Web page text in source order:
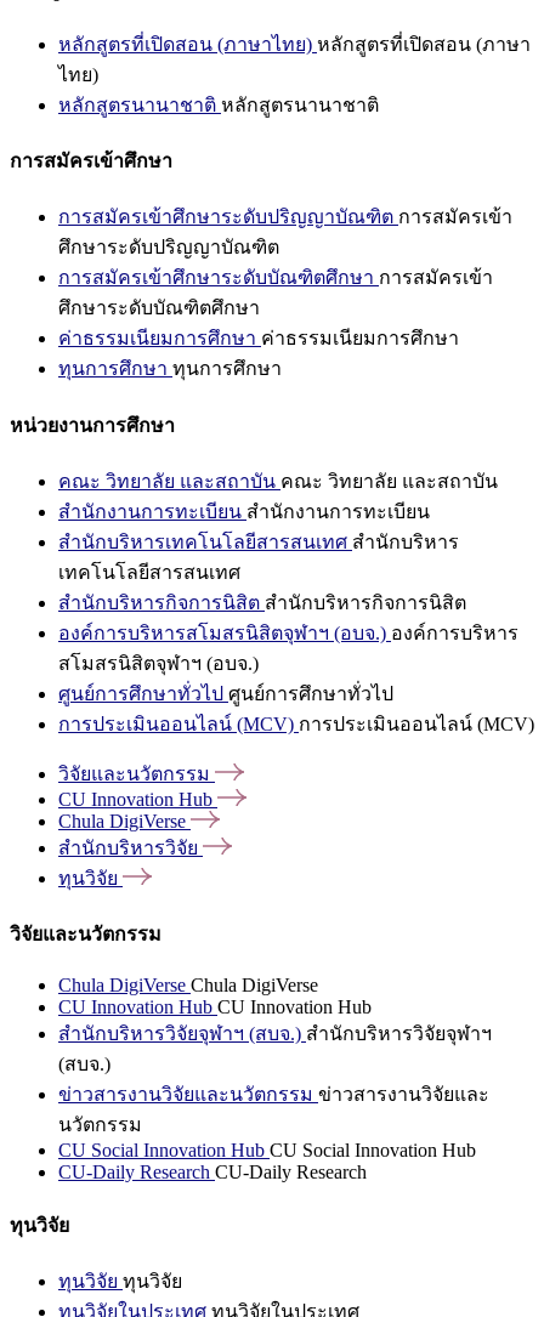
หลักสูตรที่เปิดสอน (ภาษาไทย) หลักสูตรที่เปิดสอน (ภาษา
ไทย)
หลักสูตรนานาชาติ หลักสูตรนานาชาติ
การสมัครเข้าศึกษา
การสมัครเข้าศึกษาระดับปริญญาบัณฑิต การสมัครเข้า
ศึกษาระดับปริญญาบัณฑิต
การสมัครเข้าศึกษาระดับบัณฑิตศึกษา การสมัครเข้า
ศึกษาระดับบัณฑิตศึกษา
ค่าธรรมเนียมการศึกษา ค่าธรรมเนียมการศึกษา
ทุนการศึกษา ทุนการศึกษา
หน่วยงานการศึกษา
คณะ วิทยาลัย และสถาบัน คณะ วิทยาลัย และสถาบัน
สำนักงานการทะเบียน สำนักงานการทะเบียน
สำนักบริหารเทคโนโลยีสารสนเทศ สำนักบริหาร
เทคโนโลยีสารสนเทศ
สำนักบริหารกิจการนิสิต สำนักบริหารกิจการนิสิต
องค์การบริหารสโมสรนิสิตจุฬาฯ (อบจ.) องค์การบริหาร
สโมสรนิสิตจุฬาฯ (อบจ.)
ศูนย์การศึกษาทั่วไป ศูนย์การศึกษาทั่วไป
การประเมินออนไลน์ (MCV) การประเมินออนไลน์ (MCV)
วิจัยและนวัตกรรม
CU Innovation Hub
Chula DigiVerse
สำนักบริหารวิจัย
ทุนวิจัย
วิจัยและนวัตกรรม
Chula DigiVerse Chula DigiVerse
CU Innovation Hub CU Innovation Hub
สำนักบริหารวิจัยจุฬาฯ (สบจ.) สำนักบริหารวิจัยจุฬาฯ
(สบจ.)
ข่าวสารงานวิจัยและนวัตกรรม ข่าวสารงานวิจัยและ
นวัตกรรม
CU Social Innovation Hub CU Social Innovation Hub
CU-Daily Research CU-Daily Research
ทุนวิจัย
ทุนวิจัย ทุนวิจัย
ทุนวิจัยในประเทศ ทุนวิจัยในประเทศ